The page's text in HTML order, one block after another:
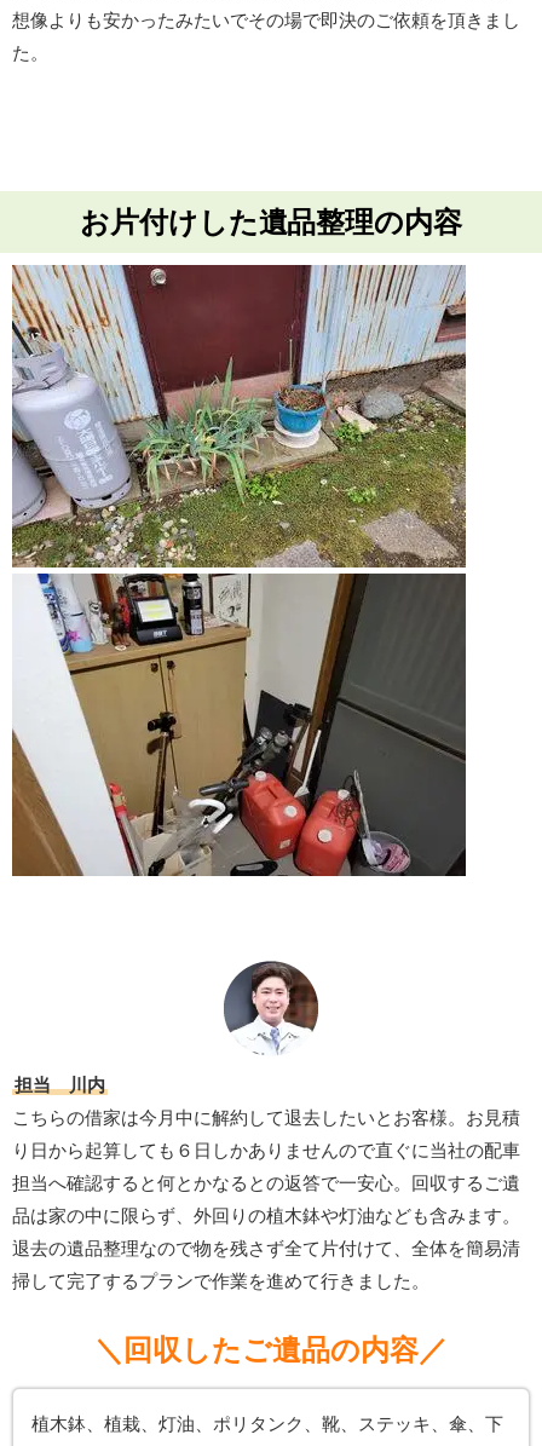
想像よりも安かったみたいでその場で即決のご依頼を頂きまし
た。
お片付けした遺品整理の内容
担当 川内
こちらの借家は今月中に解約して退去したいとお客様。お見積
り日から起算しても６日しかありませんので直ぐに当社の配車
担当へ確認すると何とかなるとの返答で一安心。回収するご遺
品は家の中に限らず、外回りの植木鉢や灯油なども含みます。
退去の遺品整理なので物を残さず全て片付けて、全体を簡易清
掃して完了するプランで作業を進めて行きました。
＼回収したご遺品の内容／
植木鉢、植栽、灯油、ポリタンク、靴、ステッキ、傘、下